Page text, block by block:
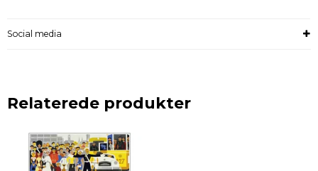
Social media
Relaterede produkter